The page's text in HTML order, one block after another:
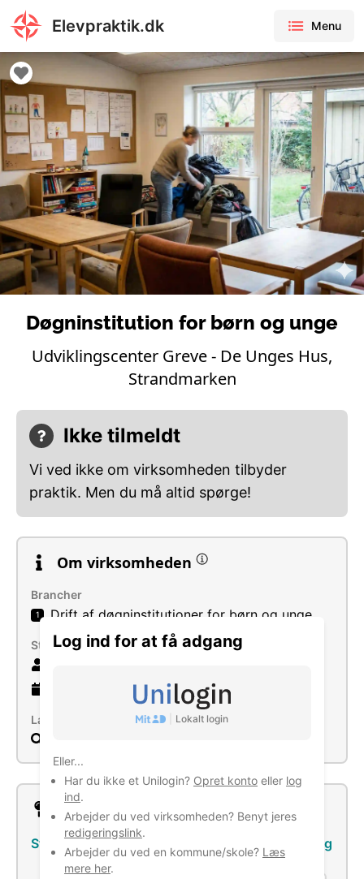
Elevpraktik.dk Menu
Log ind for at få adgang
Lokalt login
Eller...
Har du ikke et Unilogin? Opret konto eller log
ind.
Arbejder du ved virksomheden? Benyt jeres
redigeringslink.
Arbejder du ved en kommune/skole? Læs
mere her.
Døgninstitution for børn og unge
Udviklingscenter Greve - De Unges Hus,
Strandmarken
Ikke tilmeldt
Vi ved ikke om virksomheden tilbyder
praktik. Men du må altid spørge!
Om virksomheden
Brancher
1 Drift af døgninstitutioner for børn og unge
Størrelse
gammel virksomhed
Læs mere
Lokation
Strandmarken 49, 2690 Karlslunde Se bus/tog